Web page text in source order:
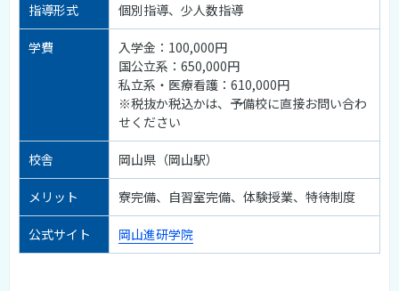
指導形式 個別指導、少人数指導
学費
入学金：100,000円
国公立系：650,000円
私立系・医療看護：610,000円
※税抜か税込かは、予備校に直接お問い合わ
せください
校舎 岡山県（岡山駅）
メリット 寮完備、自習室完備、体験授業、特待制度
公式サイト 岡山進研学院